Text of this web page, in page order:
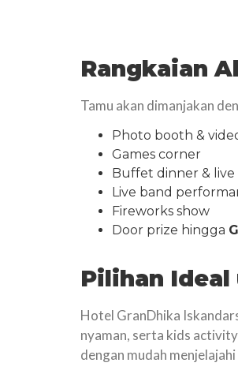
Rangkaian
Tamu akan dimanjakan
Photo booth &
Games corner
Buffet dinner & live
Live band
Fireworks show
Door prize hingga
Pilihan
Hotel GranDhika
nyaman, serta kids
dengan mudah